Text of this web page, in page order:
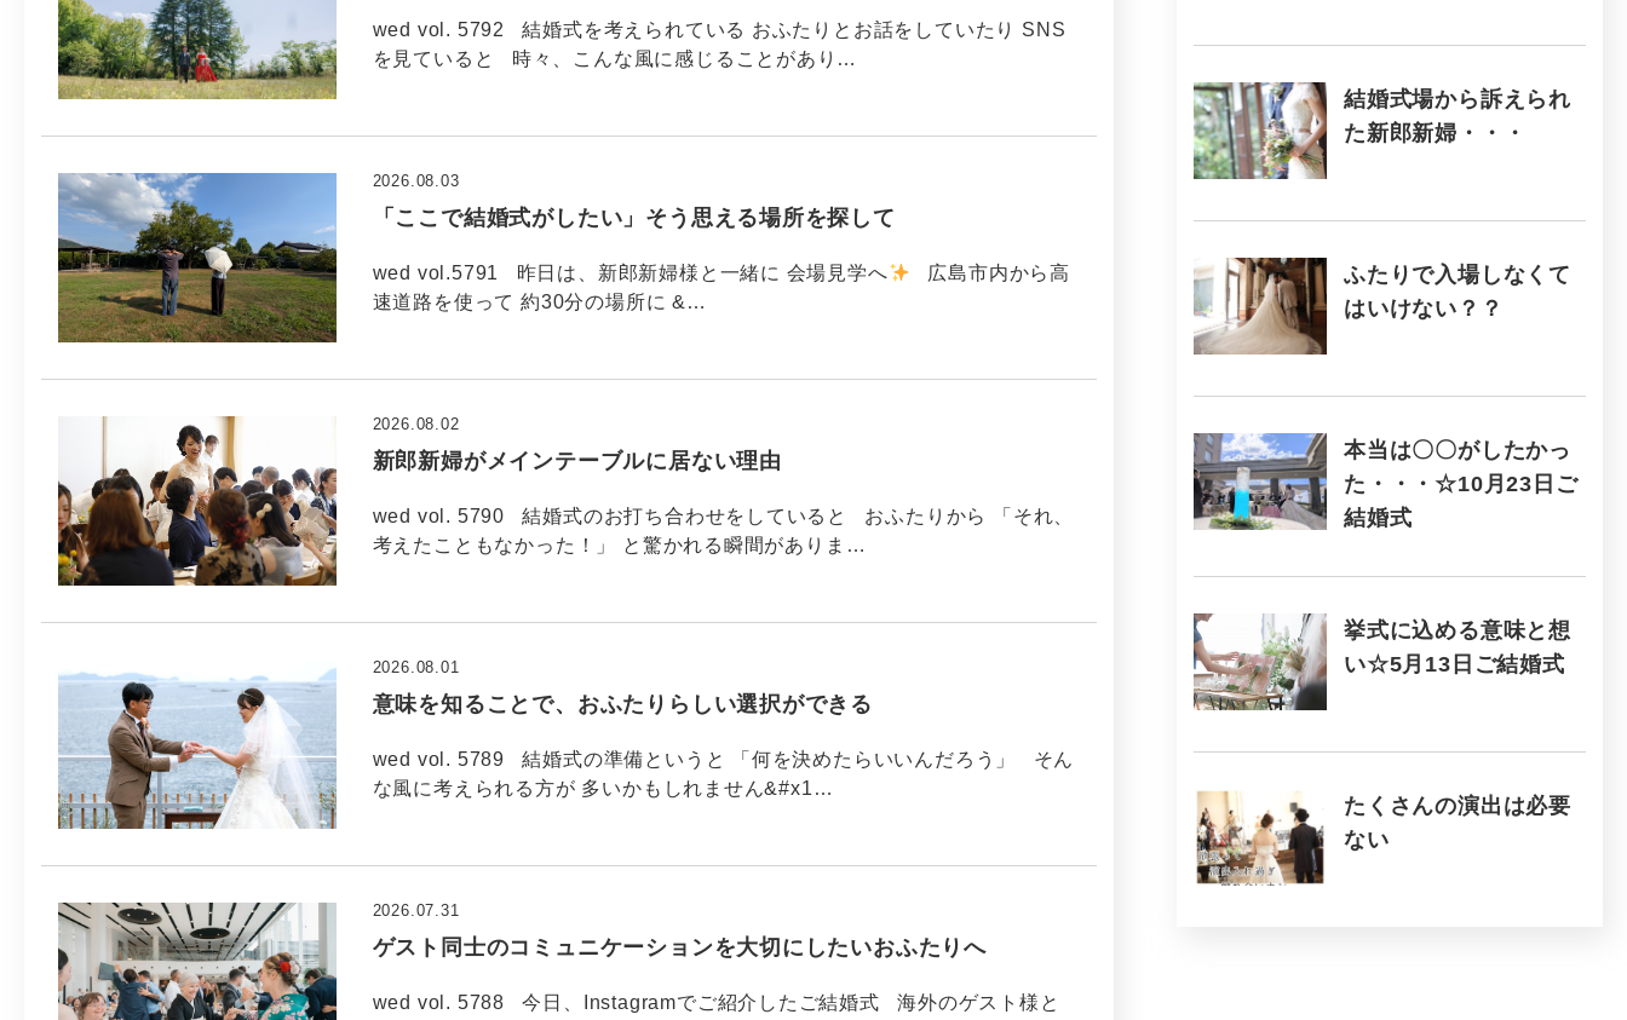
wed vol. 5792 結婚式を考えられている おふたりとお話をしていたり SNS
を見ていると 時々、こんな風に感じることがあり…
「ここで結婚式がしたい」そう思える場所を探して
2026.08.03
wed vol.5791 昨日は、新郎新婦様と一緒に 会場見学へ
広島市内から高
速道路を使って 約30分の場所に &…
新郎新婦がメインテーブルに居ない理由
2026.08.02
wed vol. 5790 結婚式のお打ち合わせをしていると おふたりから 「それ、
考えたこともなかった！」 と驚かれる瞬間がありま…
意味を知ることで、おふたりらしい選択ができる
2026.08.01
wed vol. 5789 結婚式の準備というと 「何を決めたらいいんだろう」 そん
な風に考えられる方が 多いかもしれません&#x1…
ゲスト同士のコミュニケーションを大切にしたいおふたりへ
2026.07.31
wed vol. 5788 今日、Instagramでご紹介したご結婚式 海外のゲスト様と
結婚式場から訴えられ
た新郎新婦・・・
ふたりで入場しなくて
はいけない？？
本当は〇〇がしたかっ
た・・・☆10月23日ご
結婚式
挙式に込める意味と想
い☆5月13日ご結婚式
たくさんの演出は必要
ない